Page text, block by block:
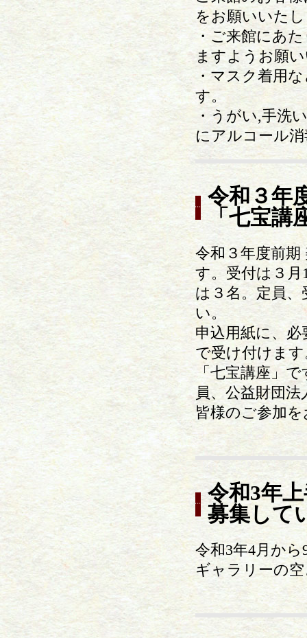
をお願いいた
・ご来館にあ
ますようお願
・マスク着用
す。
・うがい,手洗
にアルコール
令和３年
「七宝講
令和３年度前期
す。受付は３月
は３名。定員
い。
申込用紙に、
で受け付けま
「七宝講座」
員、公益財団
皆様のご参加
令和3年
募集して
令和3年4月か
ギャラリーの